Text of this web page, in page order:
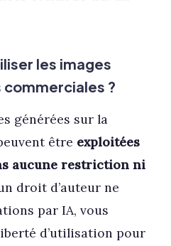
les images
?
générées sur la
être exploitées
aucune restriction ni
droit d’auteur ne
par IA, vous
d’utilisation pour